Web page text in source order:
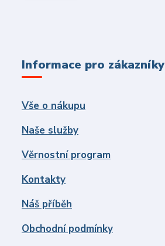
Informace pro zákazníky
Vše o nákupu
Naše služby
Věrnostní program
Kontakty
Náš příběh
Obchodní podmínky